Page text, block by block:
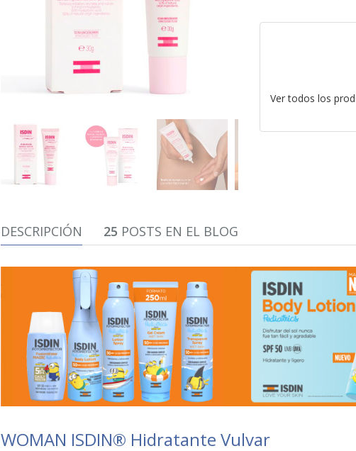
Ver todos los
DESCRIPCIÓN 25 POSTS EN EL BLOG
WOMAN ISDIN® Hidratante Vulvar